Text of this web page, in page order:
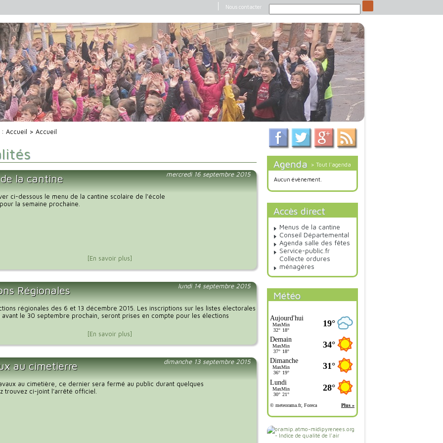
Nous contacter
:Accueil > Accueil
mercredi 16 septembre 2015
la cantine
ci-dessous le menu de la cantine scolaire de l'école
la semaine prochaine.
[En savoir plus]
lundi 14 septembre 2015
Régionales
régionales des 6 et 13 décembre 2015. Les inscriptions sur les listes électorales
avant le 30 septembre prochain, seront prises en compte pour les élections
[En savoir plus]
dimanche 13 septembre 2015
au cimetierre
au cimetière, ce dernier sera fermé au public durant quelques
trouvez ci-joint l’arrêté officiel.
Agenda > Tout l'agenda
Aucun évènement.
Accès direct
Menus de la cantine
Conseil Départemental
Agenda salle des fêtes
Service-public.fr
Collecte ordures
ménagères
Météo